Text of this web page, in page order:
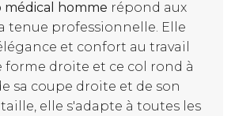
médical homme répond aux
tenue professionnelle. Elle
et confort au travail
forme droite et ce col rond à
sa coupe droite et de son
elle s'adapte à toutes les